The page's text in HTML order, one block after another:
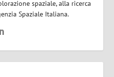
spaziale, alla ricerca
Spaziale Italiana.